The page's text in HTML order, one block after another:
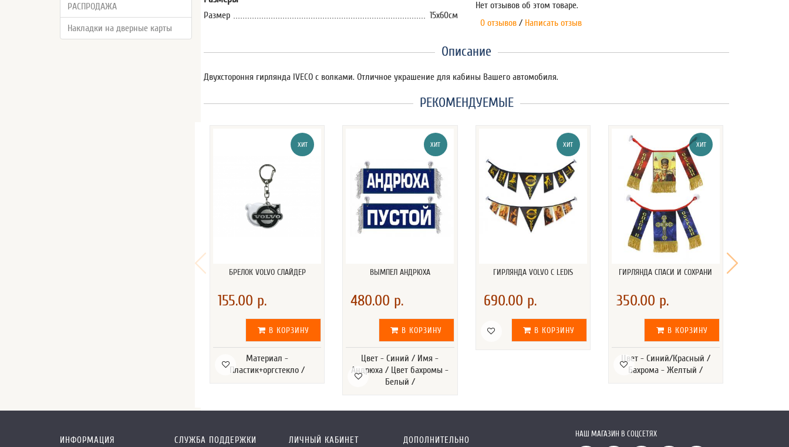
РАСПРОДАЖА
Накладки на дверные карты
Размер 15х60см
Нет отзывов об этом товаре.
0 отзывов / Написать отзыв
Описание
Двухстороння гирлянда IVECO с волками. Отличное украшение для кабины Вашего автомобиля.
РЕКОМЕНДУЕМЫЕ
ХИТ
БРЕЛОК VOLVO СЛАЙДЕР
155.00 р.
В КОРЗИНУ
Материал -
Пластик+оргстекло /
ХИТ
ВЫМПЕЛ АНДРЮХА
480.00 р.
В КОРЗИНУ
Цвет - Синий / Имя -
Андрюха / Цвет бахромы -
Белый /
ХИТ
ГИРЛЯНДА VOLVO С LEDIS
690.00 р.
В КОРЗИНУ
ХИТ
ГИРЛЯНДА СПАСИ И СОХРАНИ
350.00 р.
В КОРЗИНУ
Цвет - Синий/Красный /
Бахрома - Желтый /
ИНФОРМАЦИЯ СЛУЖБА ПОДДЕРЖКИ ЛИЧНЫЙ КАБИНЕТ ДОПОЛНИТЕЛЬНО
НАШ МАГАЗИН В СОЦСЕТЯХ